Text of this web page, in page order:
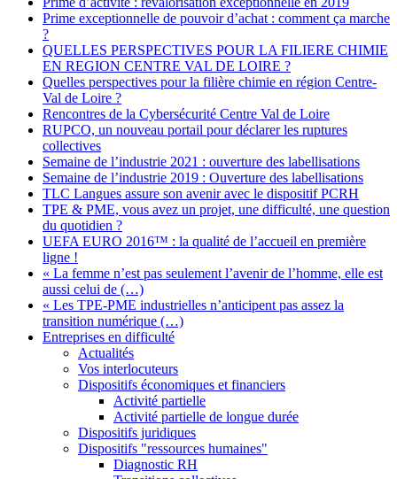
Prime exceptionnelle de pouvoir d’achat : comment ça marche
?
QUELLES PERSPECTIVES POUR LA FILIERE CHIMIE
EN REGION CENTRE VAL DE LOIRE ?
Quelles perspectives pour la filière chimie en région Centre-
Val de Loire ?
Rencontres de la Cybersécurité Centre Val de Loire
RUPCO, un nouveau portail pour déclarer les ruptures
collectives
Semaine de l’industrie 2021 : ouverture des labellisations
Semaine de l’industrie 2019 : Ouverture des labellisations
TLC Langues assure son avenir avec le dispositif PCRH
TPE & PME, vous avez un projet, une difficulté, une question
du quotidien ?
UEFA EURO 2016™ : la qualité de l’accueil en première
ligne !
« La femme n’est pas seulement l’avenir de l’homme, elle est
aussi celui de (…)
« Les TPE-PME industrielles n’anticipent pas assez la
transition numérique (…)
Entreprises en difficulté
Actualités
Vos interlocuteurs
Dispositifs économiques et financiers
Activité partielle
Activité partielle de longue durée
Dispositifs juridiques
Dispositifs "ressources humaines"
Diagnostic RH